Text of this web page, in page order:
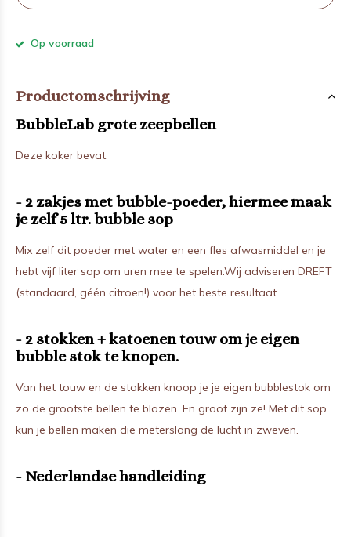
Op voorraad
Productomschrijving
BubbleLab grote zeepbellen
Deze koker bevat:
- 2 zakjes met bubble-poeder, hiermee maak
je zelf 5 ltr. bubble sop
Mix zelf dit poeder met water en een fles afwasmiddel en je
hebt vijf liter sop om uren mee te spelen.Wij adviseren DREFT
(standaard, géén citroen!) voor het beste resultaat.
- 2 stokken + katoenen touw om je eigen
bubble stok te knopen.
Van het touw en de stokken knoop je je eigen bubblestok om
zo de grootste bellen te blazen. En groot zijn ze! Met dit sop
kun je bellen maken die meterslang de lucht in zweven.
- Nederlandse handleiding